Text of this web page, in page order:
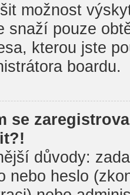
možnost
snaží pouze
kterou jste
boardu.
se
důvody:
nebo heslo